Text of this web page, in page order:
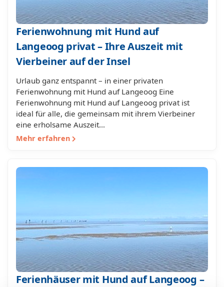
Ferienwohnung mit Hund auf
Langeoog privat – Ihre Auszeit mit
Vierbeiner auf der Insel
Urlaub ganz entspannt – in einer privaten
Ferienwohnung mit Hund auf Langeoog Eine
Ferienwohnung mit Hund auf Langeoog privat ist
ideal für alle, die gemeinsam mit ihrem Vierbeiner
eine erholsame Auszeit…
Mehr erfahren
Ferienhäuser mit Hund auf Langeoog –